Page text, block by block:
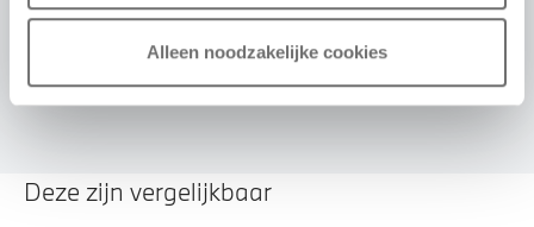
Alleen noodzakelijke cookies
We verrekenen de waarde van uw auto
Deze zijn vergelijkbaar